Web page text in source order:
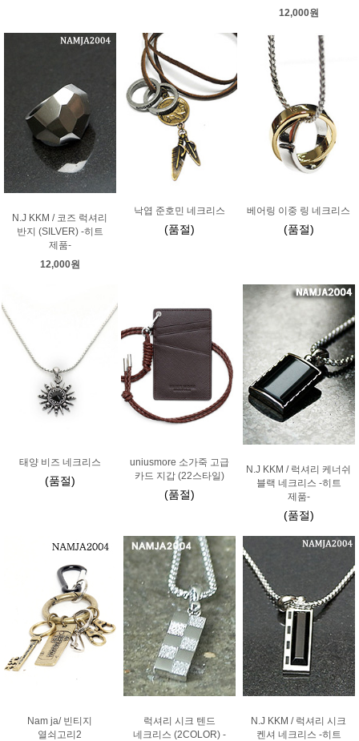
12,000원
N.J KKM / 코즈 럭셔리
반지 (SILVER) -히트
제품-
12,000원
낙엽 준호민 네크리스
(품절)
베어링 이중 링 네크리스
(품절)
태양 비즈 네크리스
(품절)
uniusmore 소가죽 고급
카드 지갑 (22스타일)
(품절)
N.J KKM / 럭셔리 케너쉬
블랙 네크리스 -히트
제품-
(품절)
Nam ja/ 빈티지
열쇠고리2
럭셔리 시크 텐드
네크리스 (2COLOR) -
N.J KKM / 럭셔리 시크
켄셔 네크리스 -히트